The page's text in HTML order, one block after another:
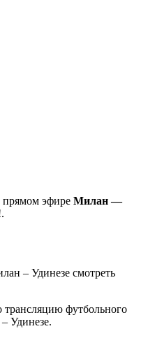
прямом эфире Милан —
– Удинезе смотреть
футбольного
Удинезе.